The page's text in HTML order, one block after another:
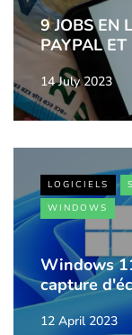
9 JOBS EN
PAYPAL
14 July 2023
LOGICIELS
WINDOWS
Windows
capture
12 April 2023